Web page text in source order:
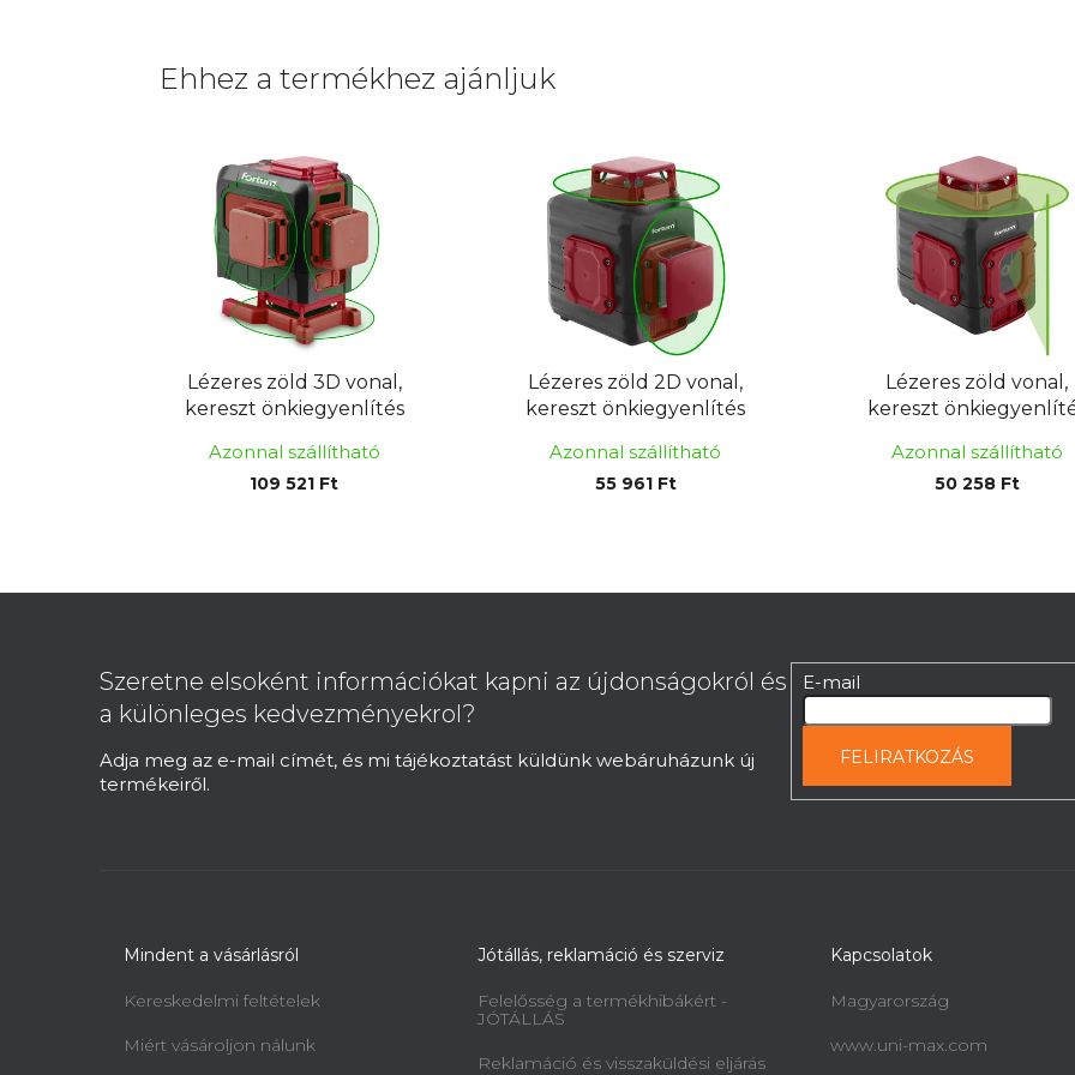
Ehhez a termékhez ajánljuk
Lézeres zöld 3D vonal,
kereszt önkiegyenlítés
Azonnal szállítható
109 521 Ft
Lézeres zöld 2D vonal,
kereszt önkiegyenlítés
Azonnal szállítható
55 961 Ft
Lézeres zöld vonal,
kereszt
Azonnal szállítható
50 258 Ft
Szeretne elsoként információkat kapni az újdonságokról és
a különleges kedvezményekrol?
Adja meg az e-mail címét, és mi tájékoztatást küldünk webáruházunk új
termékeiről.
E-mail
FELIRATKOZÁS
Mindent a vásárlásról
Kereskedelmi feltételek
Miért vásároljon nálunk
Jótállás, reklamáció és szerviz
Felelősség a termékhibákért -
JÓTÁLLÁS
Reklamáció és visszaküldési eljárás
Kapcsolatok
Magyarország
www.uni-max.com